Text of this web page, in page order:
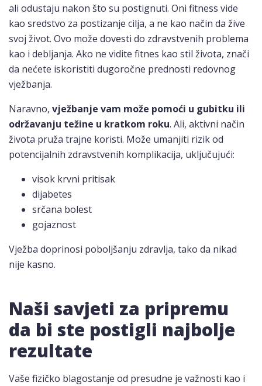
ali odustaju nakon što su postignuti. Oni fitness vide
kao sredstvo za postizanje cilja, a ne kao način da žive
svoj život. Ovo može dovesti do zdravstvenih problema
kao i debljanja. Ako ne vidite fitnes kao stil života, znači
da nećete iskoristiti dugoročne prednosti redovnog
vježbanja.
Naravno, vježbanje vam može pomoći u gubitku ili
održavanju težine u kratkom roku. Ali, aktivni način
života pruža trajne koristi. Može umanjiti rizik od
potencijalnih zdravstvenih komplikacija, uključujući:
visok krvni pritisak
dijabetes
srčana bolest
gojaznost
Vježba doprinosi poboljšanju zdravlja, tako da nikad
nije kasno.
Naši savjeti za pripremu
da bi ste postigli najbolje
rezultate
Vaše fizičko blagostanje od presudne je važnosti kao i